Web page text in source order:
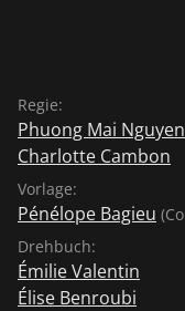
Regie:
Phuong Mai Nguyen
Charlotte Cambon
Vorlage:
Pénélope Bagieu
Drehbuch:
Émilie Valentin
Élise Benroubi